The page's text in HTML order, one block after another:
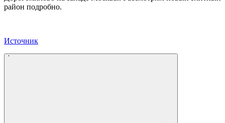
район подробно.
Источник